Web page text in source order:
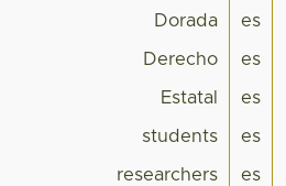
Dorada es
Derecho es
Estatal es
students es
researchers es